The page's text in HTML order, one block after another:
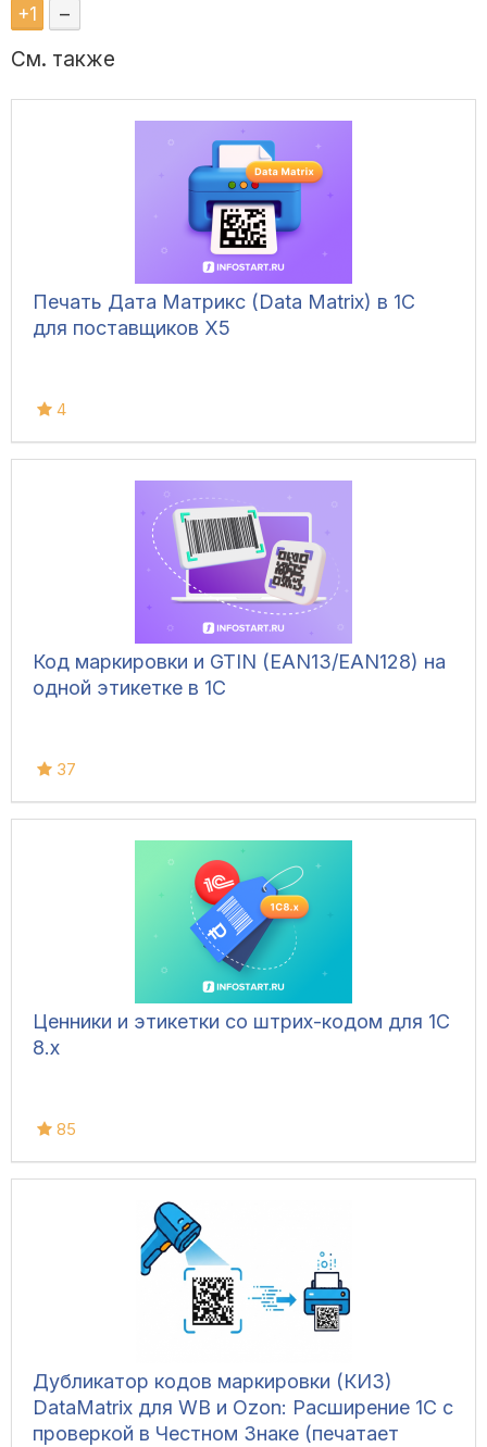
+1 –
См. также
Печать Дата Матрикс (Data Matrix) в 1С
для поставщиков X5
4
Код маркировки и GTIN (EAN13/EAN128) на
одной этикетке в 1С
37
Ценники и этикетки со штрих-кодом для 1С
8.х
85
Дубликатор кодов маркировки (КИЗ)
DataMatrix для WB и Ozon: Расширение 1С с
проверкой в Честном Знаке (печатает